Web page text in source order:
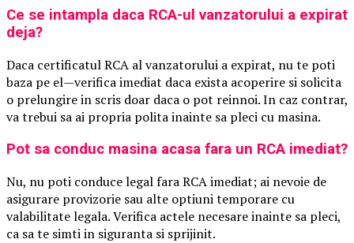
Ce se intampla daca RCA-ul vanzatorului a expirat
deja?
Daca certificatul RCA al vanzatorului a expirat, nu te poti
baza pe el—verifica imediat daca exista acoperire si solicita
o prelungire in scris doar daca o pot reinnoi. In caz contrar,
va trebui sa ai propria polita inainte sa pleci cu masina.
Pot sa conduc masina acasa fara un RCA imediat?
Nu, nu poti conduce legal fara RCA imediat; ai nevoie de
asigurare provizorie sau alte optiuni temporare cu
valabilitate legala. Verifica actele necesare inainte sa pleci,
ca sa te simti in siguranta si sprijinit.